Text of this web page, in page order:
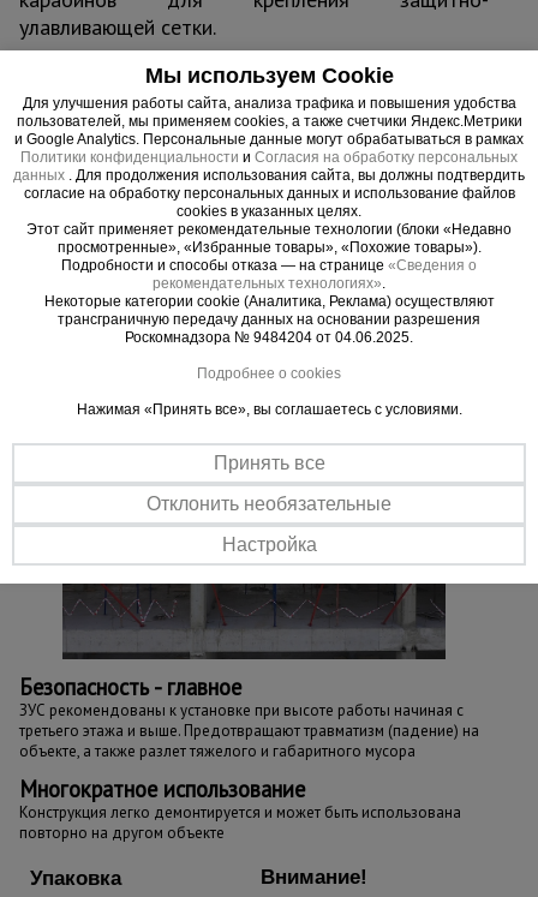
улавливающей сетки.
Важные преимущества –
эффективная работа
Прочная сталь
Кронштейн изготавливается из листовой стали толщиной 3 мм с
применением широких сварных швов.
Все по стандарту
Соответствует строительным нормам: СНиП 1203-99
безопасности в строительстве» и СНиП 3.03.01-87 «Несущие
Безопасность - главное
ЗУС рекомендованы к установке при высоте работы начиная с
третьего этажа и выше. Предотвращают травматизм (падение) на
объекте, а также разлет тяжелого и габаритного мусора
Многократное использование
Конструкция легко демонтируется и может быть использована
повторно на другом объекте
Упаковка Внимание!
Мы используем Cookie
Для улучшения работы сайта, анализа трафика и повышения удобства
пользователей, мы применяем cookies, а также счетчики Яндекс.Метрики
и Google Analytics. Персональные данные могут обрабатываться в рамках
Политики конфиденциальности и Согласия на обработку персональных
данных
. Для продолжения использования сайта, вы должны подтвердить
согласие на обработку персональных данных и использование файлов
cookies в указанных целях.
Этот сайт применяет рекомендательные технологии (блоки «Недавно
просмотренные», «Избранные товары», «Похожие товары»).
Подробности и способы отказа — на странице «Сведения о
рекомендательных технологиях»
Некоторые категории cookie (Аналитика, Реклама) осуществляют
трансграничную передачу данных на основании разрешения
Роскомнадзора № 9484204 от 04.06.2025.
Подробнее о cookies
Нажимая «Принять все», вы соглашаетесь с условиями.
Принять все
Отклонить необязательные
Настройка